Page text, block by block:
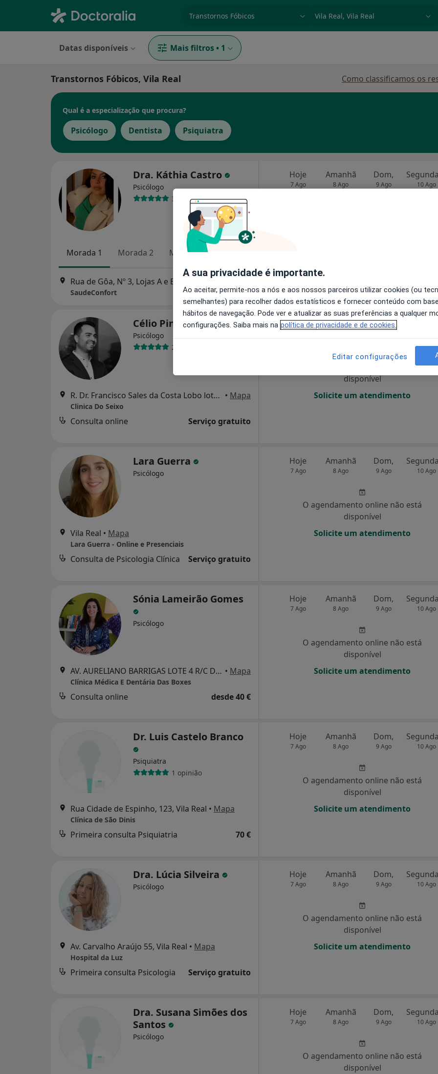
especialidade, doença ou nome
Datas disponíveis Mais filtros • 1
Transtornos Fóbicos, Vila Real Como classificamos os
Qual é a especialização que procura?
Psicólogo Dentista Psiquiatra
Dra. Káthia Castro
Psicólogo
33 opiniões
Morada 1 Morada 2 Morada 3
Rua de Gôa, Nº 3, Lojas A e B, Vila Real •
SaudeConfort
Hoje
7 Ago
Amanhã
8 Ago
Dom,
9 Ago 10 Ago
Célio Pinto
Psicólogo
2 opiniões
R. Dr. Francisco Sales da Costa Lobo lote 5 Loja 7B, Vila Real • Mapa
Clinica Do Seixo
Consulta online Serviço gratuito
Hoje Amanhã Dom,
O agendamento online não está
disponível
Solicite um atendimento
Lara Guerra
Psicólogo
Vila Real • Mapa
Lara Guerra - Online e Presenciais
Consulta de Psicologia Clínica Serviço gratuito
Hoje
7 Ago
Amanhã
8 Ago
Dom,
9 Ago 10 Ago
O agendamento online não está
disponível
Solicite um atendimento
Sónia Lameirão Gomes
Psicólogo
AV. AURELIANO BARRIGAS LOTE 4 R/C DTO, Vila Real • Mapa
Clínica Médica E Dentária Das Boxes
Consulta online desde 40 €
Hoje
7 Ago
Amanhã
8 Ago
Dom,
9 Ago 10 Ago
O agendamento online não está
disponível
Solicite um atendimento
Dr. Luis Castelo Branco
Psiquiatra
1 opinião
Rua Cidade de Espinho, 123, Vila Real • Mapa
Clínica de São Dinis
Primeira consulta Psiquiatria 70 €
Hoje
7 Ago
Amanhã
8 Ago
Dom,
9 Ago 10 Ago
O agendamento online não está
disponível
Solicite um atendimento
Dra. Lúcia Silveira
Psicólogo
Av. Carvalho Araújo 55, Vila Real • Mapa
Hospital da Luz
Primeira consulta Psicologia Serviço gratuito
Hoje
7 Ago
Amanhã
8 Ago
Dom,
9 Ago 10 Ago
O agendamento online não está
disponível
Solicite um atendimento
Dra. Susana Simões dos
Santos
Psicólogo
Hoje
7 Ago
Amanhã
8 Ago
Dom,
9 Ago 10 Ago
O agendamento online não está
disponível
A sua privacidade é importante.
Ao aceitar, permite-nos a nós e aos nossos parceiros utilizar cookies (ou
semelhantes) para recolher dados estatísticos e fornecer conteúdo com
hábitos de navegação. Pode ver e atualizar as suas preferências a qualquer
configurações. Saiba mais na política de privacidade e de cookies.
Editar configurações